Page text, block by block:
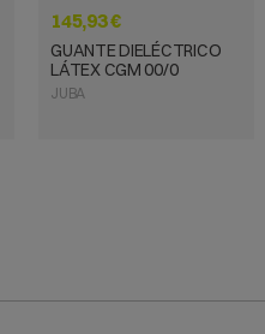
145,93 €
GUANTE DIELÉCTRICO
LÁTEX CGM 00/0
JUBA